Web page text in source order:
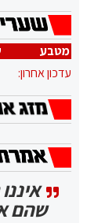
מטבע
עדכון אחרון:
שהם